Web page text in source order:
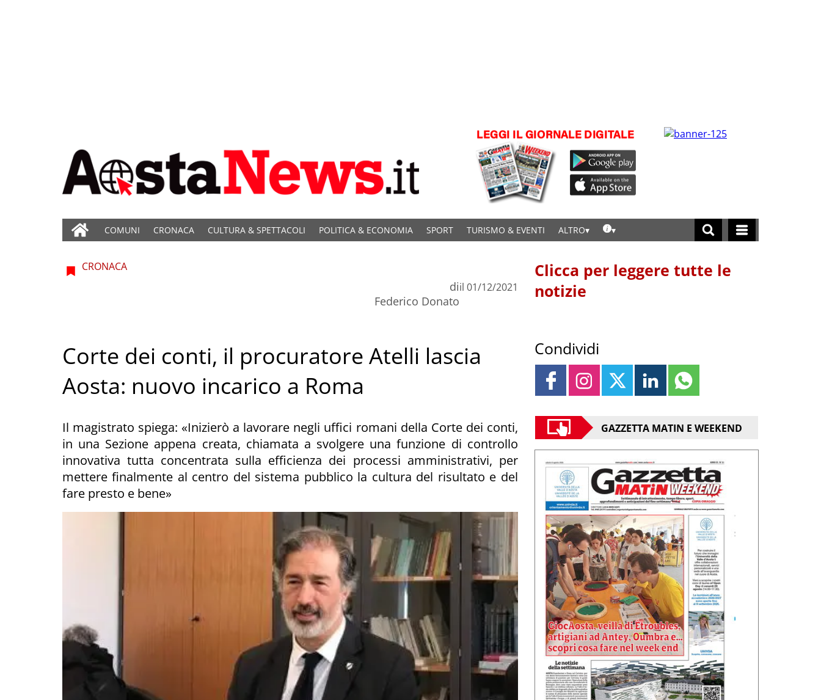
COMUNI CRONACA CULTURA & SPETTACOLI POLITICA & ECONOMIA SPORT TURISMO & EVENTI ALTRO
CRONACA
di
Federico Donato
il 01/12/2021
Corte dei conti, il procuratore Atelli lascia
Aosta: nuovo incarico a Roma
Il magistrato spiega: «Inizierò a lavorare negli uffici romani della Corte dei conti,
in una Sezione appena creata, chiamata a svolgere una funzione di controllo
innovativa tutta concentrata sulla efficienza dei processi amministrativi, per
mettere finalmente al centro del sistema pubblico la cultura del risultato e del
fare presto e bene»
Clicca per leggere tutte le
notizie
Condividi
GAZZETTA MATIN E WEEKEND